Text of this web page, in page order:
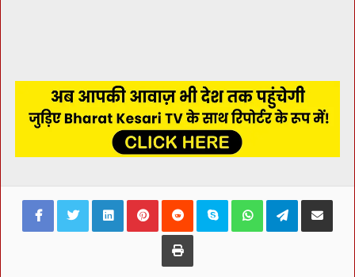
FacebookTwitterLinkedInPinterestReddit Skype WhatsAppTelegramShare via
Print